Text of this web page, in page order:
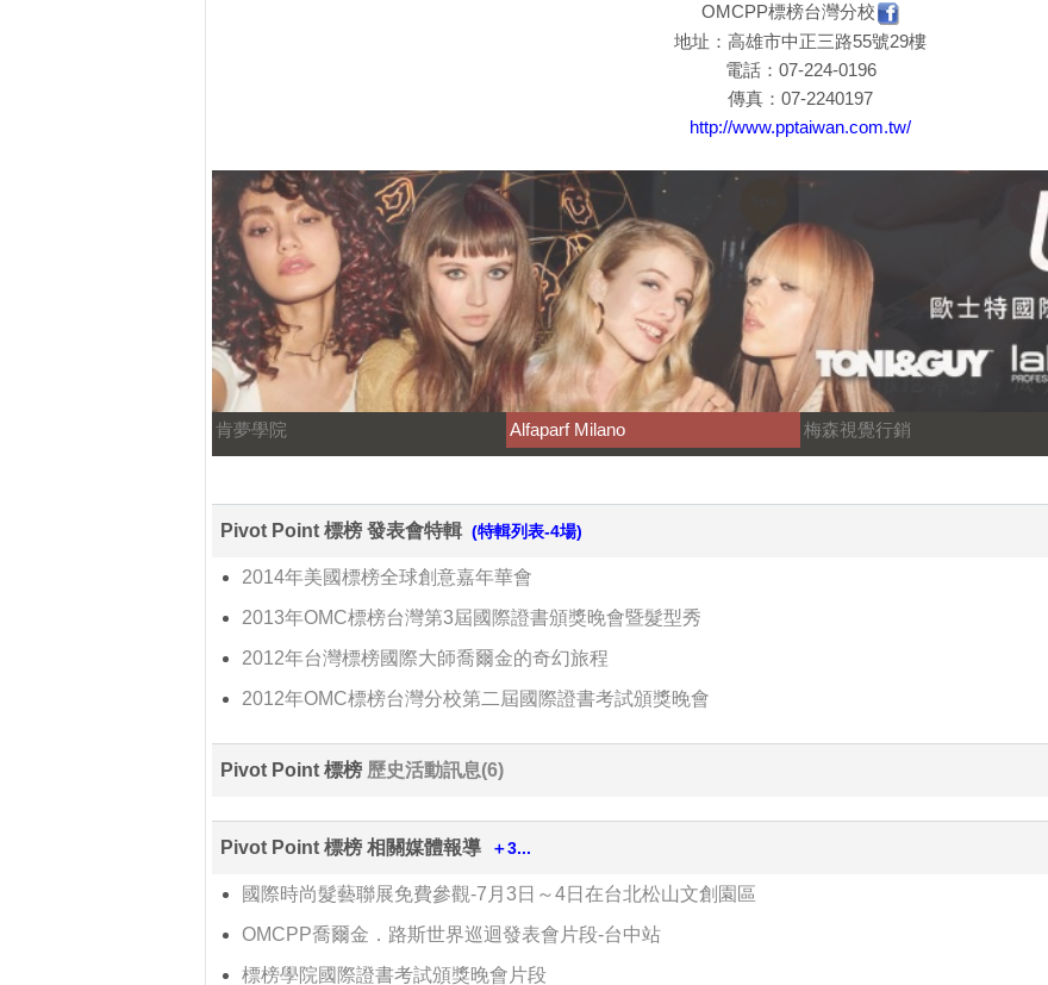
OMCPP標榜台灣分校
地址：高雄市中正三路55號29樓
電話：07-224-0196
傳真：07-2240197
http://www.pptaiwan.com.tw/
肯夢學院 Alfaparf Milano 梅森視覺行銷
Pivot Point 標榜 發表會特輯 (特輯列表-4場)
2014年美國標榜全球創意嘉年華會
2013年OMC標榜台灣第3屆國際證書頒獎晚會暨髮型秀
2012年台灣標榜國際大師喬爾金的奇幻旅程
2012年OMC標榜台灣分校第二屆國際證書考試頒獎晚會
Pivot Point 標榜 歷史活動訊息(6)
Pivot Point 標榜 相關媒體報導 ＋3...
國際時尚髮藝聯展免費參觀-7月3日～4日在台北松山文創園區
OMCPP喬爾金．路斯世界巡迴發表會片段-台中站
標榜學院國際證書考試頒獎晚會片段